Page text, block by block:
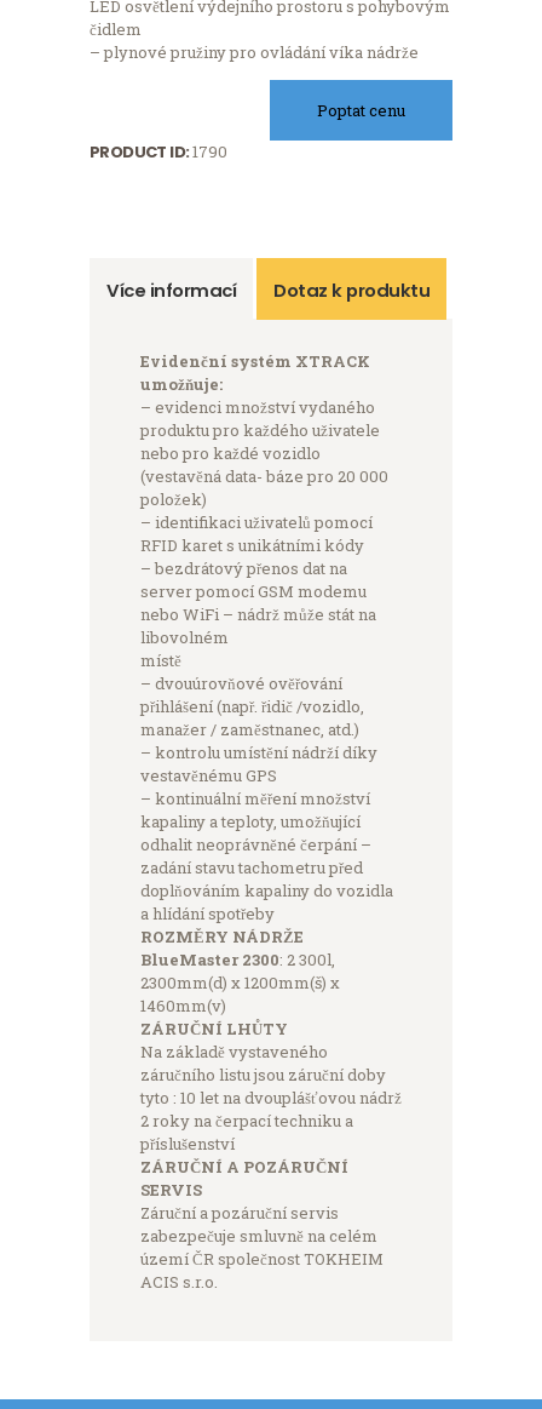
LED osvětlení výdejního prostoru s pohybovým
čidlem
– plynové pružiny pro ovládání víka nádrže
Poptat cenu
PRODUCT ID:1790
Více informací Dotaz k produktu
Evidenční systém XTRACK
umožňuje:
– evidenci množství vydaného
produktu pro každého uživatele
nebo pro každé vozidlo
(vestavěná data- báze pro 20 000
položek)
– identifikaci uživatelů pomocí
RFID karet s unikátními kódy
– bezdrátový přenos dat na
server pomocí GSM modemu
nebo WiFi – nádrž může stát na
libovolném
místě
– dvouúrovňové ověřování
přihlášení (např. řidič /vozidlo,
manažer / zaměstnanec, atd.)
– kontrolu umístění nádrží díky
vestavěnému GPS
– kontinuální měření množství
kapaliny a teploty, umožňující
odhalit neoprávněné čerpání –
zadání stavu tachometru před
doplňováním kapaliny do vozidla
a hlídání spotřeby
ROZMĚRY NÁDRŽE
BlueMaster 2300: 2 300l,
2300mm(d) x 1200mm(š) x
1460mm(v)
ZÁRUČNÍ LHŮTY
Na základě vystaveného
záručního listu jsou záruční doby
tyto : 10 let na dvouplášťovou nádrž
2 roky na čerpací techniku a
příslušenství
ZÁRUČNÍ A POZÁRUČNÍ
SERVIS
Záruční a pozáruční servis
zabezpečuje smluvně na celém
území ČR společnost TOKHEIM
ACIS s.r.o.